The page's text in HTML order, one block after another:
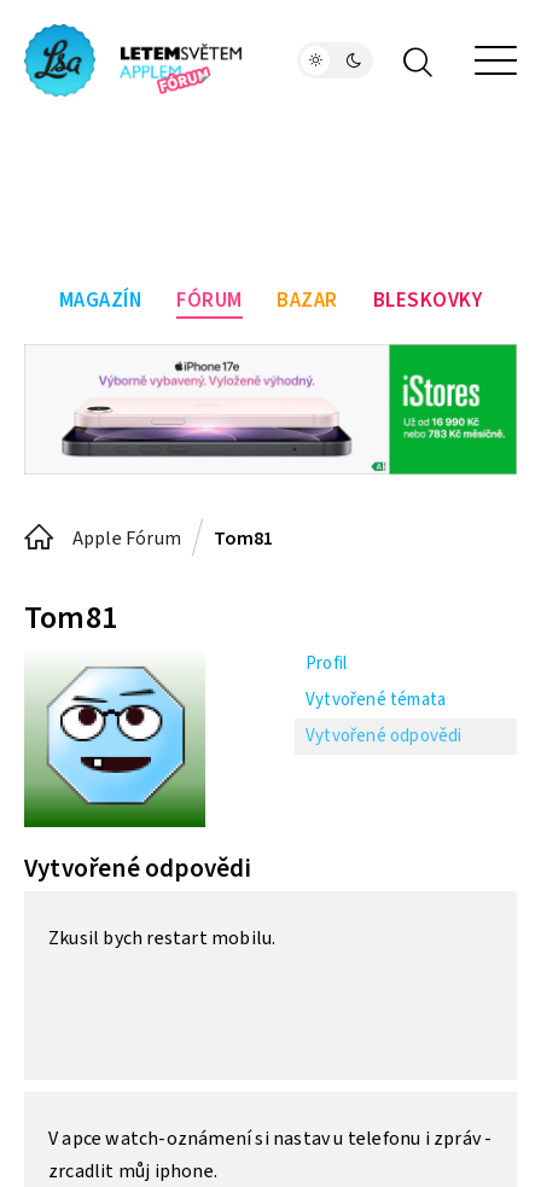
MAGAZÍN FÓRUM BAZAR BLESKOVKY
Apple Fórum Tom81
Tom81
Profil
Vytvořené témata
Vytvořené odpovědi
Vytvořené odpovědi
Zkusil bych restart mobilu.
V apce watch-oznámení si nastav u telefonu i zpráv -
zrcadlit můj iphone.